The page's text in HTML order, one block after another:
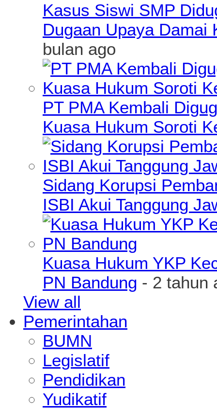
Kasus Siswi SMP
Dugaan Upaya Damai
bulan ago
PT PMA Kembali
Kuasa Hukum Soroti
Sidang Korupsi
ISBI Akui Tanggung
Kuasa Hukum YKP
PN Bandung - 2 tahun
View all
Pemerintahan
BUMN
Legislatif
Pendidikan
Yudikatif